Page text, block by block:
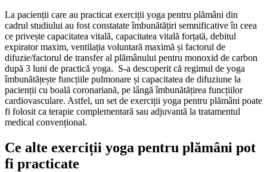
La pacienții care au practicat exerciții yoga pentru plămâni din
cadrul studiului au fost constatate îmbunătățiri semnificative în ceea
ce privește capacitatea vitală, capacitatea vitală forțată, debitul
expirator maxim, ventilația voluntară maximă și factorul de
difuzie/factorul de transfer al plămânului pentru monoxid de carbon
după 3 luni de practică yoga. S-a descoperit că regimul de yoga
îmbunătățește funcțiile pulmonare și capacitatea de difuziune la
pacienții cu boală coronariană, pe lângă îmbunătățirea funcțiilor
cardiovasculare. Astfel, un set de exerciții yoga pentru plămâni poate
fi folosit ca terapie complementară sau adjuvantă la tratamentul
medical convențional.
Ce alte exerciții yoga pentru plămâni pot
fi practicate